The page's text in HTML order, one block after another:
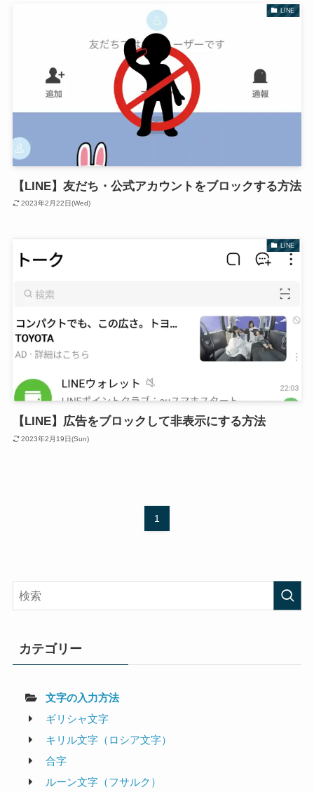
LINE
【LINE】友だち・公式アカウントをブロックする方法
2023年2月22日(Wed)
LINE
【LINE】広告をブロックして非表示にする方法
2023年2月19日(Sun)
1
カテゴリー
文字の入力方法
ギリシャ文字
キリル文字（ロシア文字）
合字
ルーン文字（フサルク）